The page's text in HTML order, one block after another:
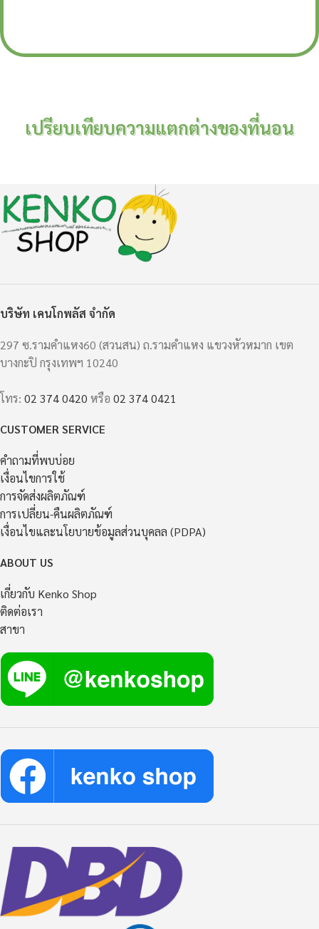
เปรียบเทียบความแตกต่างของที่นอน
บริษัท เคนโกพลัส จำกัด
297 ซ.รามคำแหง60 (สวนสน) ถ.รามคำแหง แขวงหัวหมาก เขต
บางกะปิ กรุงเทพฯ 10240
โทร: 02 374 0420 หรือ 02 374 0421
CUSTOMER SERVICE
คำถามที่พบบ่อย
เงื่อนไขการใช้
การจัดส่งผลิตภัณฑ์
การเปลี่ยน-คืนผลิตภัณฑ์
เงื่อนไขและนโยบายข้อมูลส่วนบุคลล (PDPA)
ABOUT US
เกี่ยวกับ Kenko Shop
ติดต่อเรา
สาขา